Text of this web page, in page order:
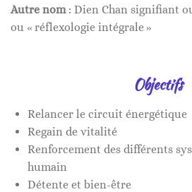
Autre nom: Dien Chan signifiant
ou « réflexologie intégrale »
Objectifs
Relancer le circuit énergétique
Regain de vitalité
Renforcement des différents
humain
Détente et bien-être